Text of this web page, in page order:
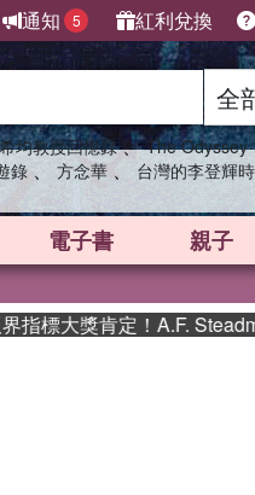
通知 5 紅利兌換
均教授回憶錄 、 The Odyssey
錄 、 方念華 、 台灣的李登輝
電子書 親子
大獎肯定！A.F.